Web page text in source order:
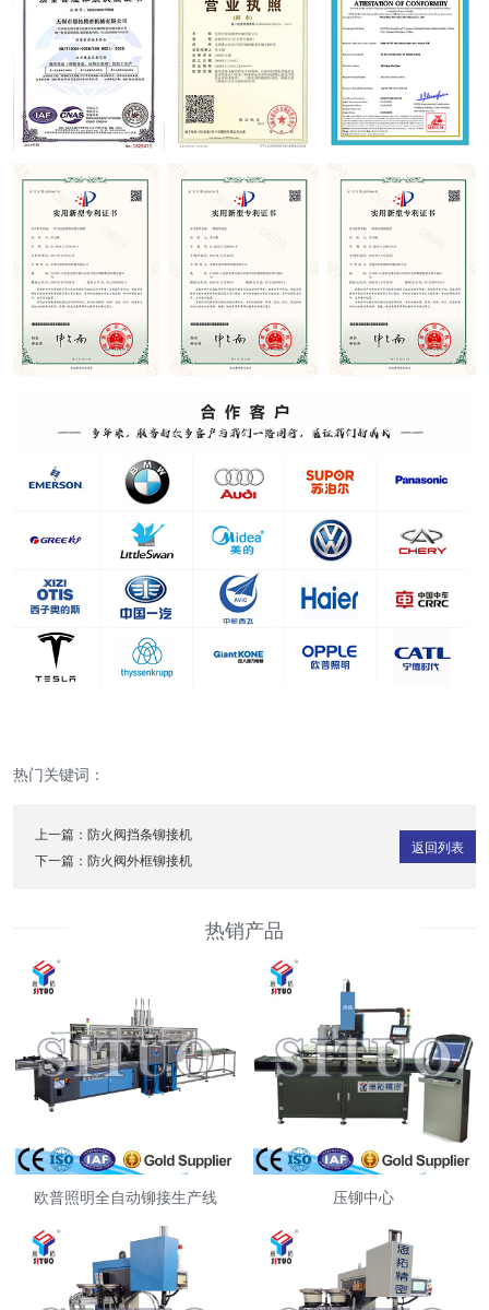
热门关键词：
上一篇： 防火阀挡条铆接机
下一篇： 防火阀外框铆接机
返回列表
热销产品
欧普照明全自动铆接生产线 压铆中心